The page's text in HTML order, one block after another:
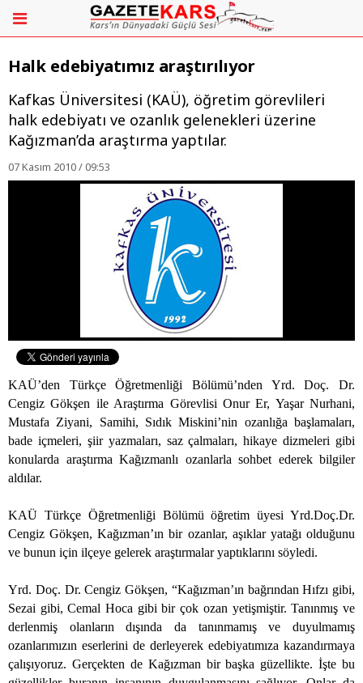
Halk edebiyatımız araştırılıyor
Kafkas Üniversitesi (KAÜ), öğretim görevlileri
halk edebiyatı ve ozanlık gelenekleri üzerine
Kağızman’da araştırma yaptılar.
07 Kasım 2010 / 09:53
KAÜ’den Türkçe Öğretmenliği Bölümü’nden Yrd. Doç. Dr.
Cengiz Gökşen ile Araştırma Görevlisi Onur Er, Yaşar Nurhani,
Mustafa Ziyani, Samihi, Sıdık Miskini’nin ozanlığa başlamaları,
bade içmeleri, şiir yazmaları, saz çalmaları, hikaye dizmeleri gibi
konularda araştırma Kağızmanlı ozanlarla sohbet ederek bilgiler
aldılar.
KAÜ Türkçe Öğretmenliği Bölümü öğretim üyesi Yrd.Doç.Dr.
Cengiz Gökşen, Kağızman’ın bir ozanlar, aşıklar yatağı olduğunu
ve bunun için ilçeye gelerek araştırmalar yaptıklarını söyledi.
Yrd. Doç. Dr. Cengiz Gökşen, “Kağızman’ın bağrından Hıfzı gibi,
Sezai gibi, Cemal Hoca gibi bir çok ozan yetişmiştir. Tanınmış ve
derlenmiş olanların dışında da tanınmamış ve duyulmamış
ozanlarımızın eserlerini de derleyerek edebiyatımıza kazandırmaya
çalışıyoruz. Gerçekten de Kağızman bir başka güzellikte. İşte bu